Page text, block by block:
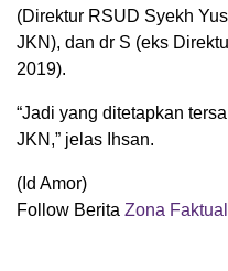
(Direktur RSUD Syekh
JKN), dan dr S (eks
2019).
“Jadi yang ditetapkan
JKN,” jelas Ihsan.
(Id Amor)
Follow Berita Zona